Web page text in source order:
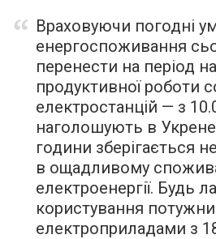
Враховуючи погодні
енергоспоживання
перенести на період
продуктивної роботи
електростанцій — з
наголошують в
години зберігається
в ощадливому
електроенергії. Будь
користування
електроприладами з